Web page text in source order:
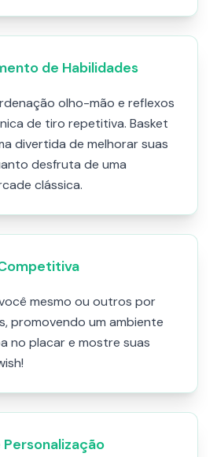
de Habilidades
olho-mão e reflexos
de tiro repetitiva. Basket
divertida de melhorar suas
desfruta de uma
clássica.
mesmo ou outros por
promovendo um ambiente
no placar e mostre suas